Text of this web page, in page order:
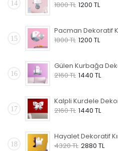
14
1800 TL 1200 TL
15
1800 TL 1200 TL
16
2160 TL 1440 TL
17
2160 TL 1440 TL
18
4320 TL 2880 TL